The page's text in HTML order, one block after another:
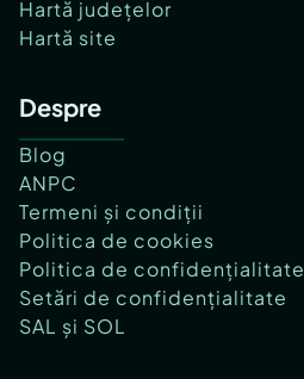
Hartă județelor
Hartă site
Despre
Blog
ANPC
Termeni și condiții
Politica de cookies
Politica de confidențialitate
Setări de confidențialitate
SAL și SOL